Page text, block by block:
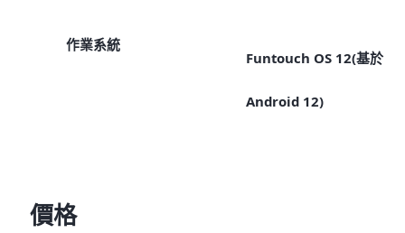
作業系統
Funtouch OS 12(基於
Android 12)
價格